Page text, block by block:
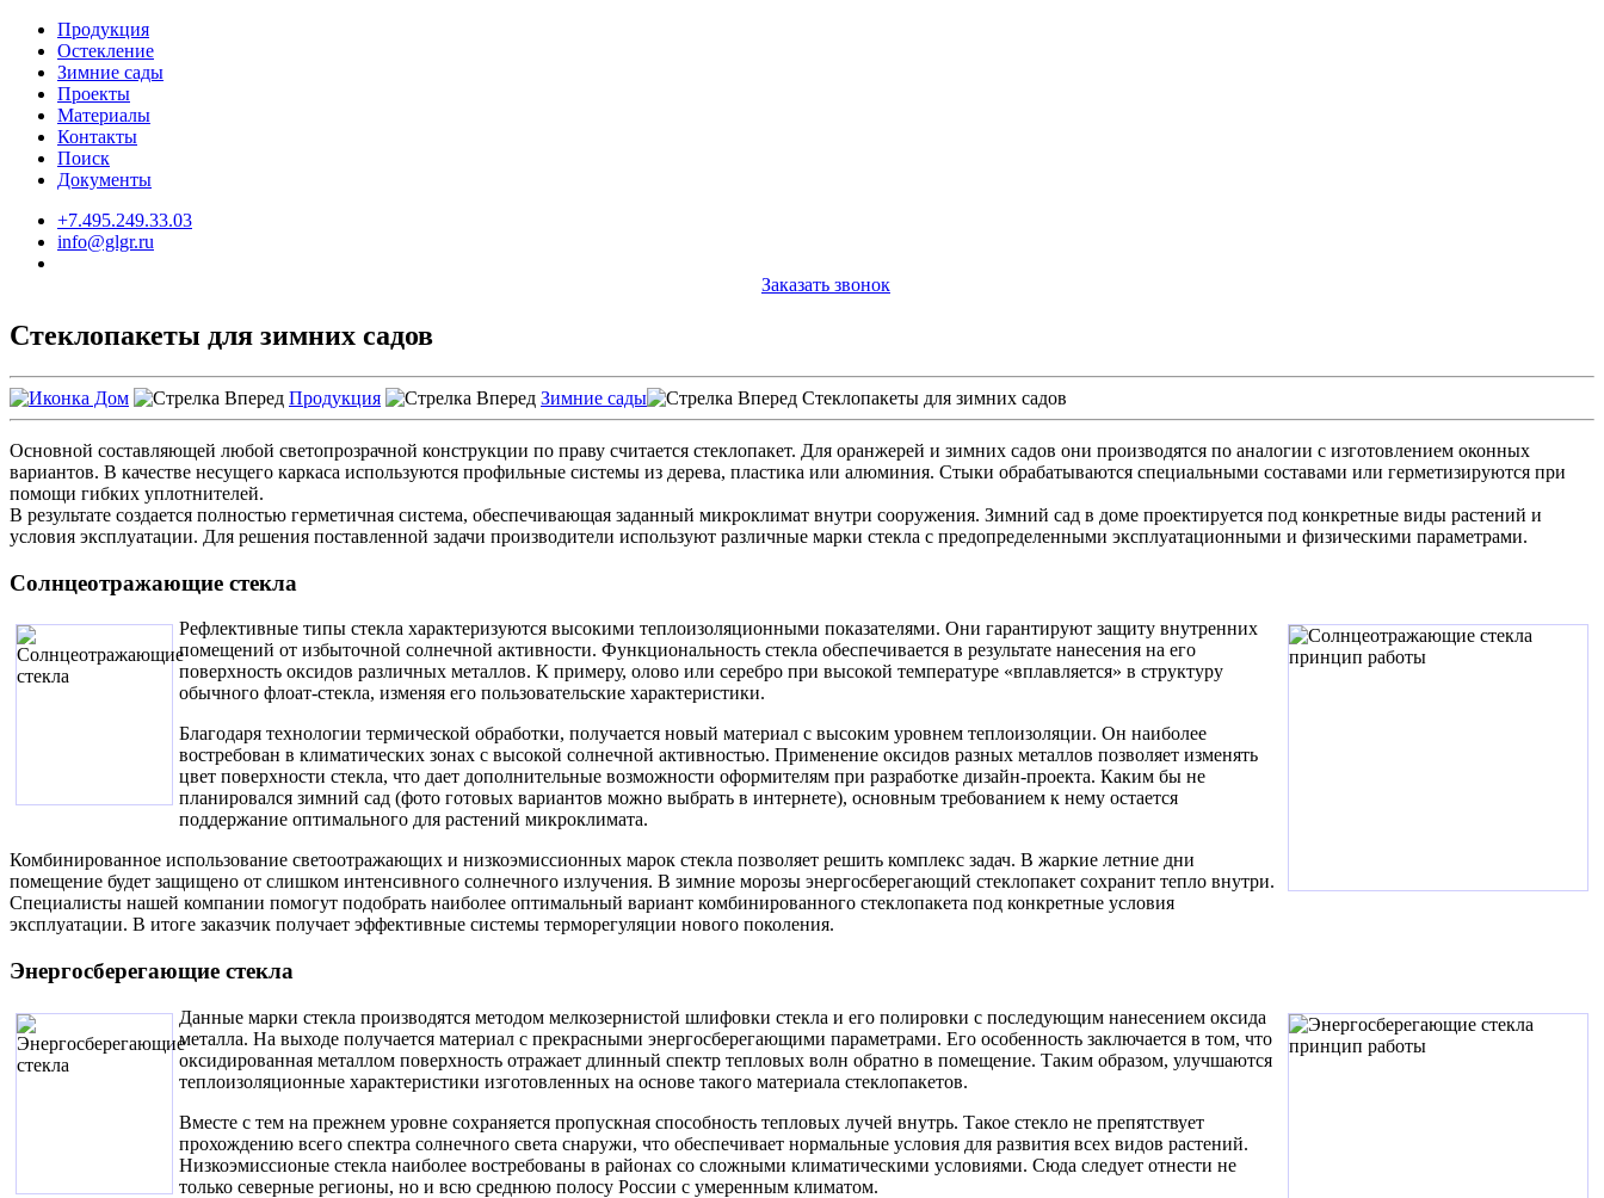
Продукция
Остекление
Зимние сады
Проекты
Материалы
Контакты
Поиск
Документы
+7.495.249.33.03
info@glgr.ru
Заказать звонок
Стеклопакеты для зимних садов
Продукция Зимние сады Стеклопакеты для зимних садов
Основной составляющей любой светопрозрачной конструкции по праву считается стеклопакет. Для оранжерей и зимних садов они производятся по аналогии с изготовлением оконных
вариантов. В качестве несущего каркаса используются профильные системы из дерева, пластика или алюминия. Стыки обрабатываются специальными составами или герметизируются при
помощи гибких уплотнителей.
В результате создается полностью герметичная система, обеспечивающая заданный микроклимат внутри сооружения. Зимний сад в доме проектируется под конкретные виды растений и
условия эксплуатации. Для решения поставленной задачи производители используют различные марки стекла с предопределенными эксплуатационными и физическими параметрами.
Солнцеотражающие стекла
Рефлективные типы стекла характеризуются высокими теплоизоляционными показателями. Они гарантируют защиту внутренних
помещений от избыточной солнечной активности. Функциональность стекла обеспечивается в результате нанесения на его
поверхность оксидов различных металлов. К примеру, олово или серебро при высокой температуре «вплавляется» в структуру
обычного флоат-стекла, изменяя его пользовательские характеристики.
Благодаря технологии термической обработки, получается новый материал с высоким уровнем теплоизоляции. Он наиболее
востребован в климатических зонах с высокой солнечной активностью. Применение оксидов разных металлов позволяет изменять
цвет поверхности стекла, что дает дополнительные возможности оформителям при разработке дизайн-проекта. Каким бы не
планировался зимний сад (фото готовых вариантов можно выбрать в интернете), основным требованием к нему остается
поддержание оптимального для растений микроклимата.
Комбинированное использование светоотражающих и низкоэмиссионных марок стекла позволяет решить комплекс задач. В жаркие летние дни
помещение будет защищено от слишком интенсивного солнечного излучения. В зимние морозы энергосберегающий стеклопакет сохранит тепло внутри.
Специалисты нашей компании помогут подобрать наиболее оптимальный вариант комбинированного стеклопакета под конкретные условия
эксплуатации. В итоге заказчик получает эффективные системы терморегуляции нового поколения.
Энергосберегающие стекла
Данные марки стекла производятся методом мелкозернистой шлифовки стекла и его полировки с последующим нанесением оксида
металла. На выходе получается материал с прекрасными энергосберегающими параметрами. Его особенность заключается в том, что
оксидированная металлом поверхность отражает длинный спектр тепловых волн обратно в помещение. Таким образом, улучшаются
теплоизоляционные характеристики изготовленных на основе такого материала стеклопакетов.
Вместе с тем на прежнем уровне сохраняется пропускная способность тепловых лучей внутрь. Такое стекло не препятствует
прохождению всего спектра солнечного света снаружи, что обеспечивает нормальные условия для развития всех видов растений.
Низкоэмиссионые стекла наиболее востребованы в районах со сложными климатическими условиями. Сюда следует отнести не
только северные регионы, но и всю среднюю полосу России с умеренным климатом.